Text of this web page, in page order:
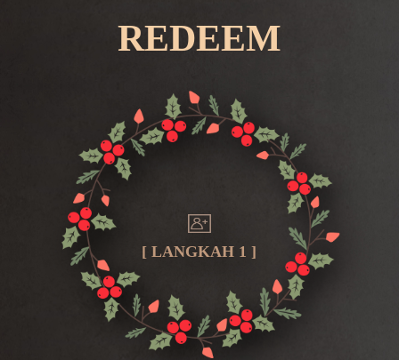
REDEEM
[ LANGKAH 1 ]